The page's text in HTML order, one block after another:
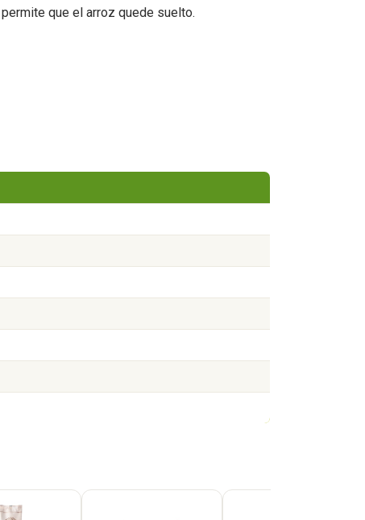
que el arroz quede suelto.